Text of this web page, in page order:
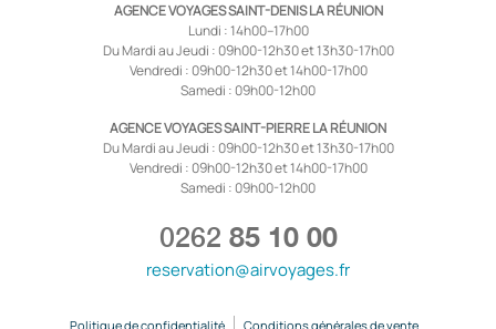
AGENCE VOYAGES SAINT-DENIS LA RÉUNION
Lundi : 14h00–17h00
Du Mardi au Jeudi : 09h00-12h30 et 13h30-17h00
Vendredi : 09h00-12h30 et 14h00-17h00
Samedi : 09h00-12h00
AGENCE VOYAGES SAINT-PIERRE LA RÉUNION
Du Mardi au Jeudi : 09h00-12h30 et 13h30-17h00
Vendredi : 09h00-12h30 et 14h00-17h00
Samedi : 09h00-12h00
0262 85 10 00
reservation@airvoyages.fr
Politique de confidentialité Conditions générales de vente